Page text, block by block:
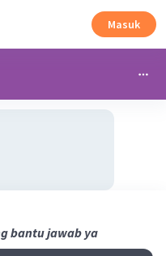
Masuk
bantu jawab ya